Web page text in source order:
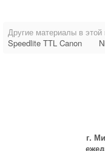
Другие материалы в этой
Speedlite TTL Canon
г.